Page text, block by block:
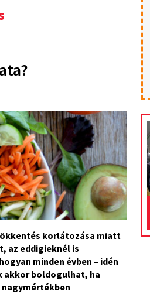
korlátozása miatt
az eddigieknél is
minden évben – idén
akkor boldogulhat, ha